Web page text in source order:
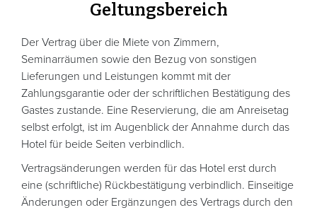
Geltungsbereich
Der Vertrag über die Miete von Zimmern,
Seminarräumen sowie den Bezug von sonstigen
Lieferungen und Leistungen kommt mit der
Zahlungsgarantie oder der schriftlichen Bestätigung des
Gastes zustande. Eine Reservierung, die am Anreisetag
selbst erfolgt, ist im Augenblick der Annahme durch das
Hotel für beide Seiten verbindlich.
Vertragsänderungen werden für das Hotel erst durch
eine (schriftliche) Rückbestätigung verbindlich. Einseitige
Änderungen oder Ergänzungen des Vertrags durch den